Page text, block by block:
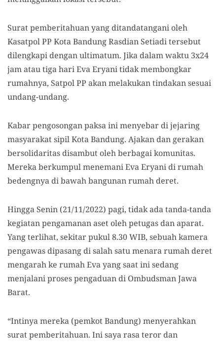
Surat pemberitahuan yang ditandatangani oleh
Kasatpol PP Kota Bandung Rasdian Setiadi tersebut
dilengkapi dengan ultimatum. Jika dalam waktu 3x24
jam atau tiga hari Eva Eryani tidak membongkar
rumahnya, Satpol PP akan melakukan tindakan sesuai
undang-undang.
Kabar pengosongan paksa ini menyebar di jejaring
masyarakat sipil Kota Bandung. Ajakan dan gerakan
bersolidaritas disambut oleh berbagai komunitas.
Mereka berkumpul menemani Eva Eryani di rumah
bedengnya di bawah bangunan rumah deret.
Hingga Senin (21/11/2022) pagi, tidak ada tanda-tanda
kegiatan pengamanan aset oleh petugas dan aparat.
Yang terlihat, sekitar pukul 8.30 WIB, sebuah kamera
pengawas dipasang di salah satu menara rumah deret
mengarah ke rumah Eva yang saat ini sedang
menjalani proses pengaduan di Ombudsman Jawa
Barat.
“Intinya mereka (pemkot Bandung) menyerahkan
surat pemberitahuan. Ini saya rasa teror dan